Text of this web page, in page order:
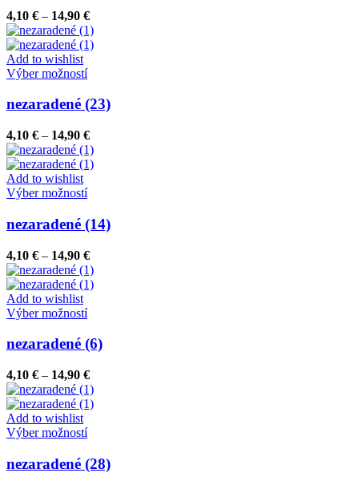
variantov.
Možnosti
si
môžete
vybrať
na
stránke
produktu.
4,10 € – 14,90 €Price
range:
4,10 €
Add to wishlist
Výber možnostíTento
má
viacero
variantov.
Možnosti
si
môžete
vybrať
na
stránke
produktu.
nezaradené (23)
4,10 € – 14,90 €Price
range:
4,10 €
Add to wishlist
Výber možnostíTento
má
viacero
variantov.
Možnosti
si
môžete
vybrať
na
stránke
produktu.
nezaradené (14)
4,10 € – 14,90 €Price
range:
4,10 €
Add to wishlist
Výber možnostíTento
má
viacero
variantov.
Možnosti
si
môžete
vybrať
na
stránke
produktu.
nezaradené (6)
4,10 € – 14,90 €Price
range:
4,10 €
Add to wishlist
Výber možnostíTento
má
viacero
nezaradené (28)